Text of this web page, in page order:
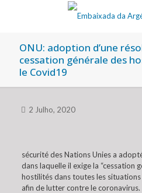
ONU: adoption d’une
cessation générale des
le Covid19
2 Julho, 2020
sécurité des Nations Unies a
dans laquelle il exige la “cessation
hostilités dans toutes les
afin de lutter contre le coronavirus.